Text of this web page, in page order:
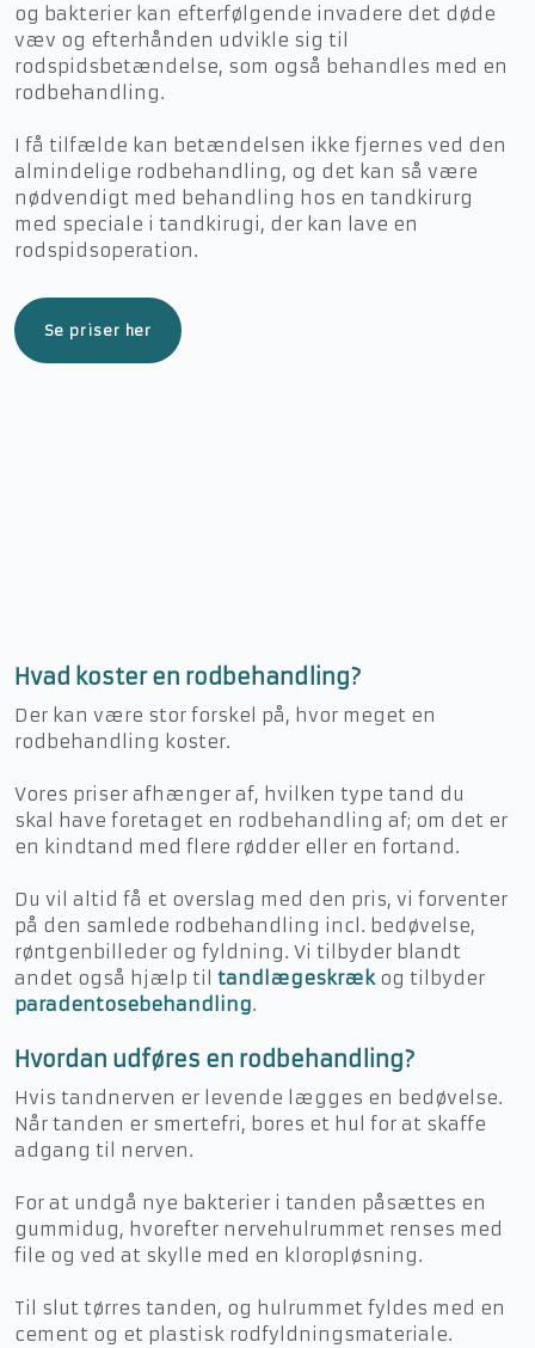
og bakterier kan efterfølgende invadere det døde
væv og efterhånden udvikle sig til
rodspidsbetændelse, som også behandles med en
rodbehandling.
I få tilfælde kan betændelsen ikke fjernes ved den
almindelige rodbehandling, og det kan så være
nødvendigt med behandling hos en tandkirurg
med speciale i tandkirugi, der kan lave en
rodspidsoperation.
Se priser her
​Hvad koster en rodbehandling?
Der kan være stor forskel på, hvor meget en
rodbehandling koster.
Vores priser afhænger af, hvilken type tand du
skal have foretaget en rodbehandling af; om det er
en kindtand med flere rødder eller en fortand.​
Du vil altid få et overslag med den pris, vi forventer
på den samlede rodbehandling incl. bedøvelse,
røntgenbilleder og fyldning. ​Vi tilbyder blandt
andet også hjælp til tandlægeskrækog tilbyder
paradentosebehandling.
​Hvordan udføres en rodbehandling?
Hvis tandnerven er levende lægges en bedøvelse.
Når tanden er smertefri, bores et hul for at skaffe
adgang til nerven.
For at undgå nye bakterier i tanden påsættes en
gummidug, hvorefter nervehulrummet renses med
file og ved at skylle med en kloropløsning.
Til slut tørres tanden, og hulrummet fyldes med en
cement og et plastisk rodfyldningsmateriale.